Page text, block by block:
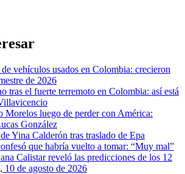
vehículos usados en Colombia: crecieron
de 2026
tras el fuerte terremoto en Colombia: así está
Morelos luego de perder con América:
González
Yina Calderón tras traslado de Epa
que habría vuelto a tomar: “Muy mal”
Calistar reveló las predicciones de los 12
10 de agosto de 2026